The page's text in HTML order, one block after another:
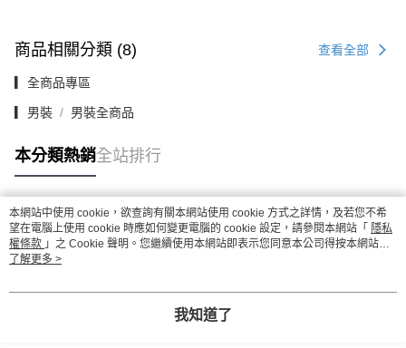
商品相關分類 (8) 查看全部
▎全商品專區
▎男裝 男裝全商品
本分類熱銷全站排行
熱門標籤
本網站中使用 cookie，欲查詢有關本網站使用 cookie 方式之詳情，及若您不希
望在電腦上使用 cookie 時應如何變更電腦的 cookie 設定，請參閱本網站「 隱私
權條款 」之 Cookie 聲明。您繼續使用本網站即表示您同意本公司得按本網站使
用條款之 Cookie 聲明使用 cookie。
了解更多 >
我知道了